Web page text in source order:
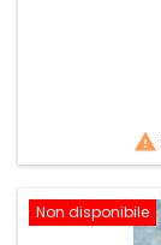

Non disponibile